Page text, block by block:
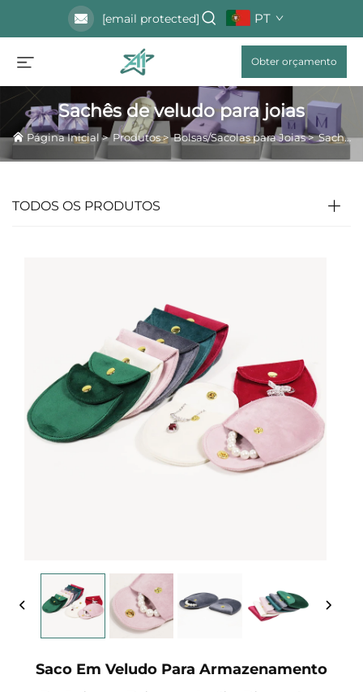
[email protected] PT
Obter orçamento
Sachês de veludo para joias
Página Inicial>Produtos>Bolsas/Sacolas para Joias>Sachês de veludo para joias
TODOS OS PRODUTOS
Saco Em Veludo Para Armazenamento